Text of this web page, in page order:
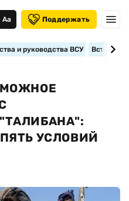
Аа Поддержать
и руководства ВСУ
УСЛОВИЙ